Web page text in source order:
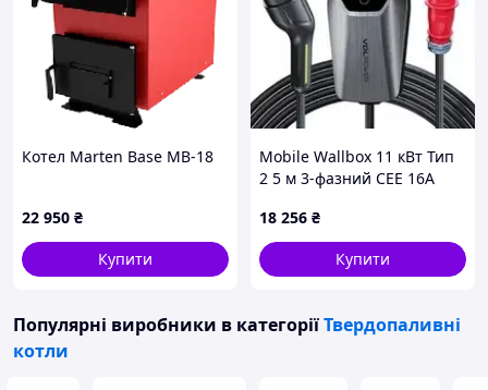
Котел Marten Base MB-18
22 950 ₴
Купити
Mobile Wallbox 11 кВт Тип
2 5 м 3-фазний CEE 16A
18 256 ₴
Купити
Популярні виробники в категоріїТвердопаливні
котли